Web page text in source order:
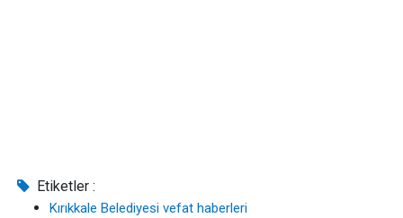
Etiketler :
Kırıkkale Belediyesi vefat haberleri